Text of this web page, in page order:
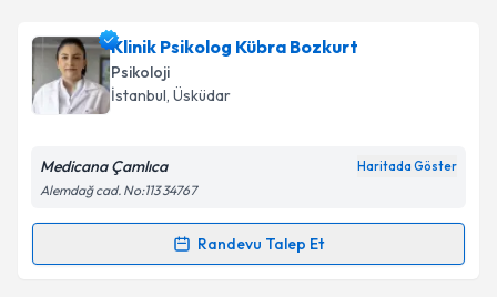
kapsamda işlenmesini kabul ediyorum.
Takvim Talebini Gönder
Klinik Psikolog Ayşe Handan Özkaniçin randevu
takvimi talebi oluşturun. Size bu uzmandan randevu
almanız için bir takvim hazırlandığında e-posta ile
bilgilendireceğiz.
Kişisel verilerimin işlenmesine ilişkinAydınlatma
Klinik Psikolog Kübra Bozkurt
Psikoloji
İstanbul, Üsküdar
Medicana Çamlıca Haritada Göster
Alemdağ cad. No:113 34767
Randevu Talep Et
Randevu Takvimi Talebi